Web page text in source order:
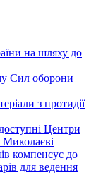
на шляху до
Сил оборони
з протидії
Центри
Миколаєві
компенсує до
для ведення